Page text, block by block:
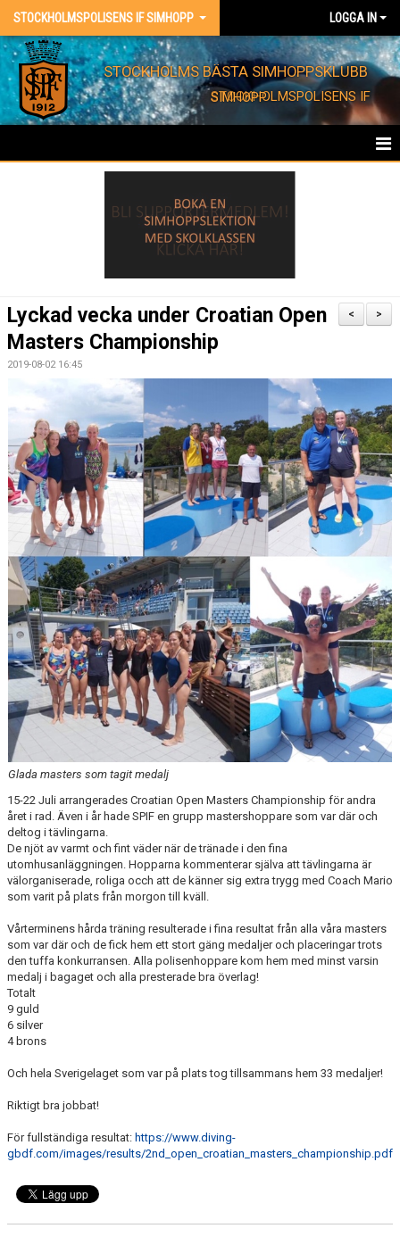
STOCKHOLMSPOLISENS IF SIMHOPP LOGGA IN
STOCKHOLMS BÄSTA SIMHOPPSKLUBB
STOCKHOLMSPOLISENS IF SIMHOPP
BARNKALAS
PRIVATLEKTION
SKOLOR/FÖRENINGAR
PRESENTKORT
>
<
Lyckad vecka under Croatian Open
Masters Championship
2019-08-02 16:45
Glada masters som tagit medalj
15-22 Juli arrangerades Croatian Open Masters Championship för andra
året i rad. Även i år hade SPIF en grupp mastershoppare som var där och
deltog i tävlingarna.
De njöt av varmt och fint väder när de tränade i den fina
utomhusanläggningen. Hopparna kommenterar själva att tävlingarna är
välorganiserade, roliga occh att de känner sig extra trygg med Coach Mario
som varit på plats från morgon till kväll.
Vårterminens hårda träning resulterade i fina resultat från alla våra masters
som var där och de fick hem ett stort gäng medaljer och placeringar trots
den tuffa konkurransen. Alla polisenhoppare kom hem med minst varsin
medalj i bagaget och alla presterade bra överlag!
Totalt
9 guld
6 silver
4 brons
Och hela Sverigelaget som var på plats tog tillsammans hem 33 medaljer!
Riktigt bra jobbat!
För fullständiga resultat: https://www.diving-
gbdf.com/images/results/2nd_open_croatian_masters_championship.pdf